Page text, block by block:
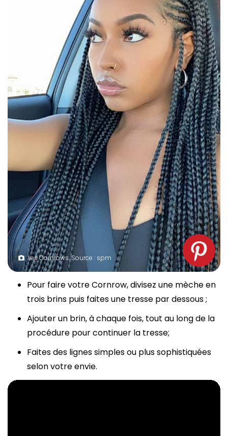
Les Cornrows. Source : spm
Pour faire votre Cornrow, divisez une mèche en
trois brins puis faites une tresse par dessous ;
Ajouter un brin, à chaque fois, tout au long de la
procédure pour continuer la tresse;
Faites des lignes simples ou plus sophistiquées
selon votre envie.